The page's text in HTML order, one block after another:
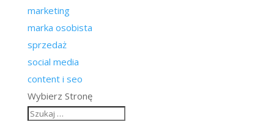
marketing
marka osobista
sprzedaż
social media
content i seo
Wybierz Stronę